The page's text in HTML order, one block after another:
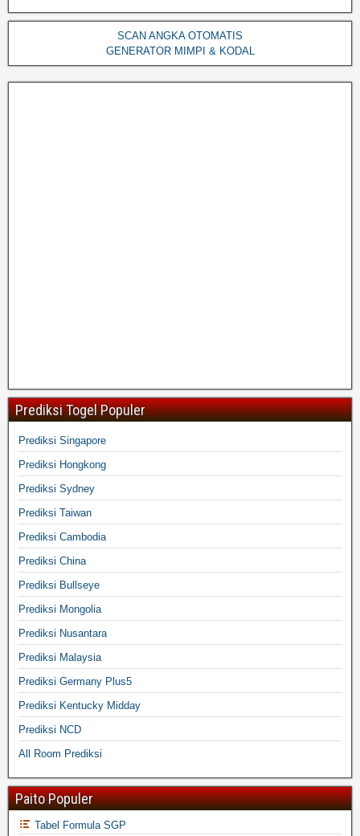
SCAN ANGKA OTOMATIS
GENERATOR MIMPI & KODAL
Prediksi Togel Populer
Prediksi Singapore
Prediksi Hongkong
Prediksi Sydney
Prediksi Taiwan
Prediksi Cambodia
Prediksi China
Prediksi Bullseye
Prediksi Mongolia
Prediksi Nusantara
Prediksi Malaysia
Prediksi Germany Plus5
Prediksi Kentucky Midday
Prediksi NCD
All Room Prediksi
Paito Populer
Tabel Formula SGP